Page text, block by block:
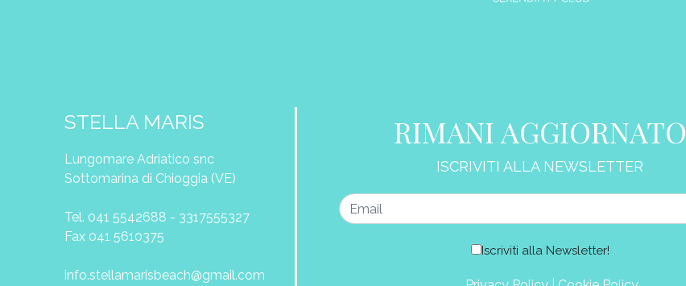
STELLA MARIS
Lungomare Adriatico snc
Sottomarina di Chioggia (VE)
Tel. 041 5542688 - 3317555327
Fax 041 5610375
info.stellamarisbeach@gmail.com
RIMANI AGGIORNATO
ISCRIVITI ALLA NEWSLETTER
Iscriviti alla Newsletter!